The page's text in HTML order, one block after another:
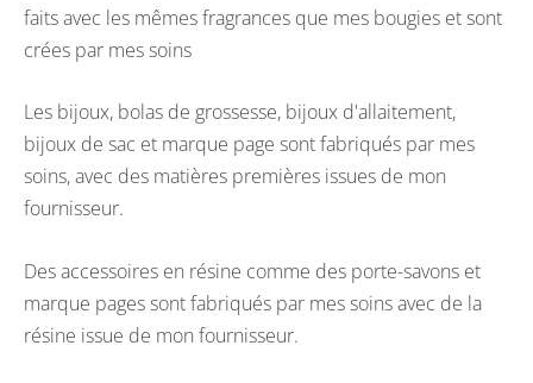
faits avec les mêmes fragrances que mes bougies et sont
crées par mes soins
Les bijoux, bolas de grossesse, bijoux d'allaitement,
bijoux de sac et marque page sont fabriqués par mes
soins, avec des matières premières issues de mon
fournisseur.
Des accessoires en résine comme des porte-savons et
marque pages sont fabriqués par mes soins avec de la
résine issue de mon fournisseur.